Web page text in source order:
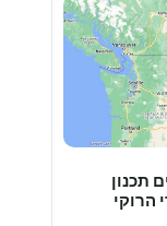
בקנדה וארהב 28 ימים תכנון
הרוקי